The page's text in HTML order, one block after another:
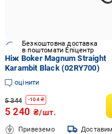
Безкоштовна доставка
в поштомати Епіцентр
Ніж Boker Magnum Straight
Karambit Black (02RY700)
оцінити
5 344 -104₴
5 240 ₴/шт.
Привеземо